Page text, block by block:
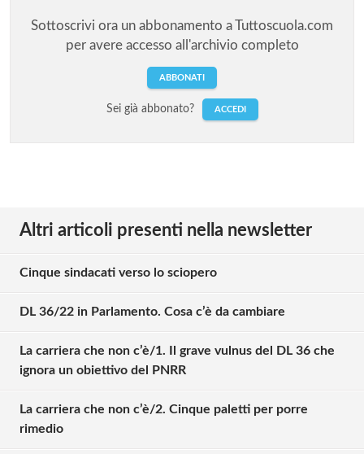
Sottoscrivi ora un abbonamento a Tuttoscuola.com
per avere accesso all'archivio completo
ABBONATI
Sei già abbonato? ACCEDI
Altri articoli presenti nella newsletter
Cinque sindacati verso lo sciopero
DL 36/22 in Parlamento. Cosa c’è da cambiare
La carriera che non c’è/1. Il grave vulnus del DL 36 che
ignora un obiettivo del PNRR
La carriera che non c’è/2. Cinque paletti per porre
rimedio